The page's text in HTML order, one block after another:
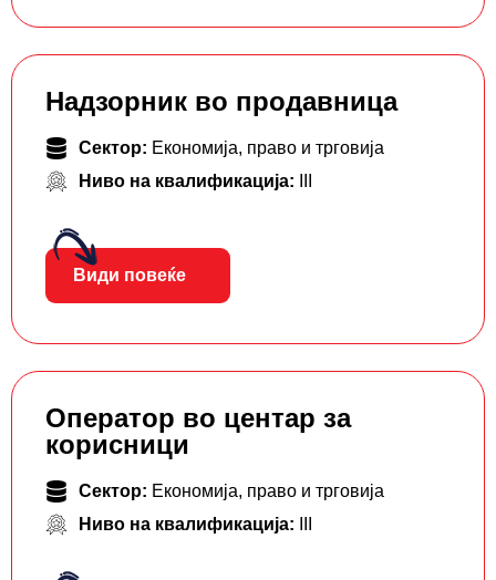
Надзорник во продавница
Сектор: Економија, право и трговија
Ниво на квалификација:
Види повеќе
Оператор во центар за
корисници
Сектор: Економија, право и трговија
Ниво на квалификација: